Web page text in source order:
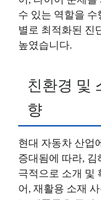
수 있는 역할을
별로 최적화된 진
높였습니다.
친환경 및
향
현대 자동차 산업
증대됨에 따라,
극적으로 소개 및
어, 재활용 소재